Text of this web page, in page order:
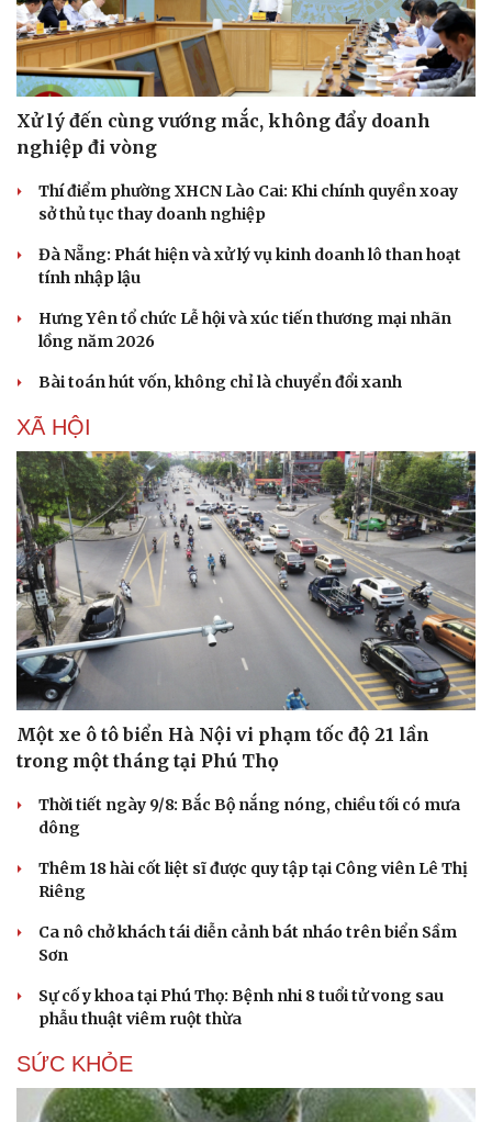
Du lịch
Săn Tour
check-in
Podcast
Đọc truyện đêm khuya
Hạt giống tâm hồn
Xử lý đến cùng vướng mắc, không đẩy doanh
nghiệp đi vòng
Thí điểm phường XHCN Lào Cai: Khi chính quyền xoay
sở thủ tục thay doanh nghiệp
Đà Nẵng: Phát hiện và xử lý vụ kinh doanh lô than hoạt
tính nhập lậu
Hưng Yên tổ chức Lễ hội và xúc tiến thương mại nhãn
lồng năm 2026
Bài toán hút vốn, không chỉ là chuyển đổi xanh
XÃ HỘI
Một xe ô tô biển Hà Nội vi phạm tốc độ 21 lần
trong một tháng tại Phú Thọ
Thời tiết ngày 9/8: Bắc Bộ nắng nóng, chiều tối có mưa
dông
Thêm 18 hài cốt liệt sĩ được quy tập tại Công viên Lê Thị
Riêng
Ca nô chở khách tái diễn cảnh bát nháo trên biển Sầm
Sơn
Sự cố y khoa tại Phú Thọ: Bệnh nhi 8 tuổi tử vong sau
phẫu thuật viêm ruột thừa
SỨC KHỎE